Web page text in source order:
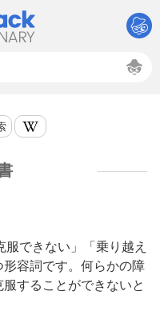
できない」「乗り越え
容詞です。何らかの障
することができないと